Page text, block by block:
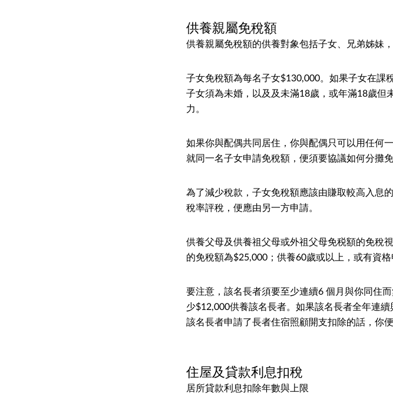
供養親屬免稅額
供養親屬免稅額的供養對象包括子女、兄弟姊妹
子女免稅額為每名子女$130,000。如果子女在課
子女須為未婚，以及及未滿18歲，或年滿18歲但
力。
如果你與配偶共同居住，你與配偶只可以用任何
就同一名子女申請免稅額，便須要協議如何分攤免
為了減少稅款，子女免稅額應該由賺取較高入息
稅率評稅，便應由另一方申請。
供養父母及供養祖父母或外祖父母免税額的免稅
的免稅額為$25,000；供養60歲或以上，或有資
要注意，該名長者須要至少連續6 個月與你同住
少$12,000供養該名長者。如果該名長者全年連
該名長者申請了長者住宿照顧開支扣除的話，你
住屋及貸款利息扣稅
居所貸款利息扣除年數與上限